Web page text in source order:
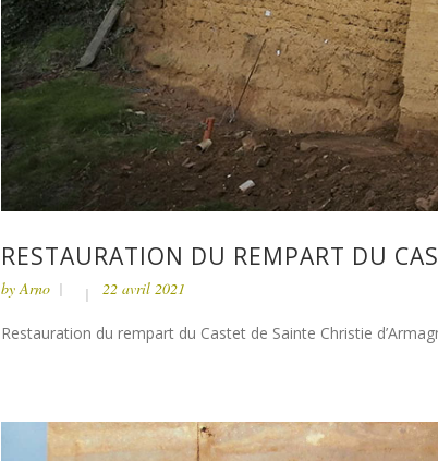
RESTAURATION DU REMPART DU
byArno 22 avril 2021
Restauration du rempart du Castet de Sainte Christie